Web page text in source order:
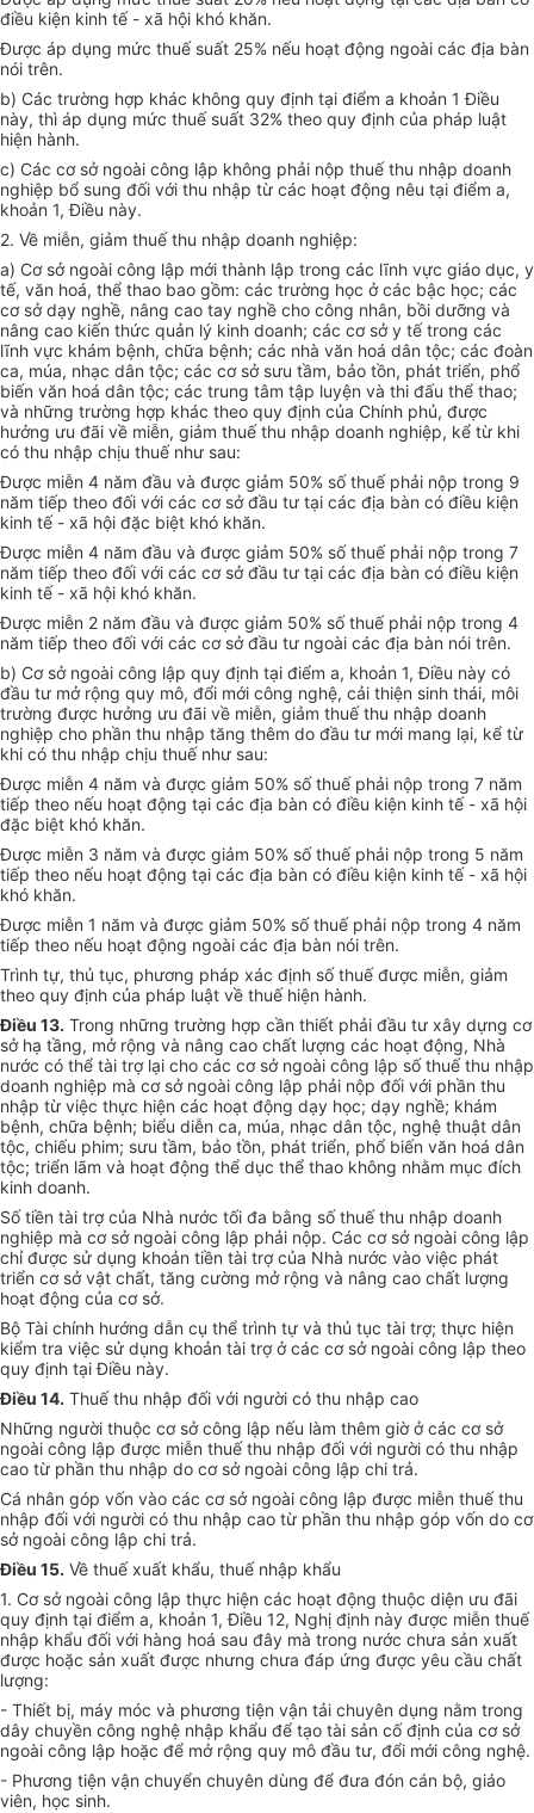
điều kiện kinh tế - xã hội khó khăn.
Được áp dụng mức thuế suất 25% nếu hoạt động ngoài các địa bàn
nói trên.
b) Các trường hợp khác không quy định tại điểm a khoản 1 Điều
này, thì áp dụng mức thuế suất 32% theo quy định của pháp luật
hiện hành.
c) Các cơ sở ngoài công lập không phải nộp thuế thu nhập doanh
nghiệp bổ sung đối với thu nhập từ các hoạt động nêu tại điểm a,
khoản 1, Điều này.
2. Về miễn, giảm thuế thu nhập doanh nghiệp:
a) Cơ sở ngoài công lập mới thành lập trong các lĩnh vực giáo dục, y
tế, văn hoá, thể thao bao gồm: các trường học ở các bậc học; các
cơ sở dạy nghề, nâng cao tay nghề cho công nhân, bồi dưỡng và
nâng cao kiến thức quản lý kinh doanh; các cơ sở y tế trong các
lĩnh vực khám bệnh, chữa bệnh; các nhà văn hoá dân tộc; các đoàn
ca, múa, nhạc dân tộc; các cơ sở sưu tầm, bảo tồn, phát triển, phổ
biến văn hoá dân tộc; các trung tâm tập luyện và thi đấu thể thao;
và những trường hợp khác theo quy định của Chính phủ, được
hưởng ưu đãi về miễn, giảm thuế thu nhập doanh nghiệp, kể từ khi
có thu nhập chịu thuế như sau:
Được miễn 4 năm đầu và được giảm 50% số thuế phải nộp trong 9
năm tiếp theo đối với các cơ sở đầu tư tại các địa bàn có điều kiện
kinh tế - xã hội đặc biệt khó khăn.
Được miễn 4 năm đầu và được giảm 50% số thuế phải nộp trong 7
năm tiếp theo đối với các cơ sở đầu tư tại các địa bàn có điều kiện
kinh tế - xã hội khó khăn.
Được miễn 2 năm đầu và được giảm 50% số thuế phải nộp trong 4
năm tiếp theo đối với các cơ sở đầu tư ngoài các địa bàn nói trên.
b) Cơ sở ngoài công lập quy định tại điểm a, khoản 1, Điều này có
đầu tư mở rộng quy mô, đổi mới công nghệ, cải thiện sinh thái, môi
trường được hưởng ưu đãi về miễn, giảm thuế thu nhập doanh
nghiệp cho phần thu nhập tăng thêm do đầu tư mới mang lại, kể từ
khi có thu nhập chịu thuế như sau:
Được miễn 4 năm và được giảm 50% số thuế phải nộp trong 7 năm
tiếp theo nếu hoạt động tại các địa bàn có điều kiện kinh tế - xã hội
đặc biệt khó khăn.
Được miễn 3 năm và được giảm 50% số thuế phải nộp trong 5 năm
tiếp theo nếu hoạt động tại các địa bàn có điều kiện kinh tế - xã hội
khó khăn.
Được miễn 1 năm và được giảm 50% số thuế phải nộp trong 4 năm
tiếp theo nếu hoạt động ngoài các địa bàn nói trên.
Trình tự, thủ tục, phương pháp xác định số thuế được miễn, giảm
theo quy định của pháp luật về thuế hiện hành.
Điều 13. Trong những trường hợp cần thiết phải đầu tư xây dựng cơ
sở hạ tầng, mở rộng và nâng cao chất lượng các hoạt động, Nhà
nước có thể tài trợ lại cho các cơ sở ngoài công lập số thuế thu nhập
doanh nghiệp mà cơ sở ngoài công lập phải nộp đối với phần thu
nhập từ việc thực hiện các hoạt động dạy học; dạy nghề; khám
bệnh, chữa bệnh; biểu diễn ca, múa, nhạc dân tộc, nghệ thuật dân
tộc, chiếu phim; sưu tầm, bảo tồn, phát triển, phổ biến văn hoá dân
tộc; triển lãm và hoạt động thể dục thể thao không nhằm mục đích
kinh doanh.
Số tiền tài trợ của Nhà nước tối đa bằng số thuế thu nhập doanh
nghiệp mà cơ sở ngoài công lập phải nộp. Các cơ sở ngoài công lập
chỉ được sử dụng khoản tiền tài trợ của Nhà nước vào việc phát
triển cơ sở vật chất, tăng cường mở rộng và nâng cao chất lượng
hoạt động của cơ sở.
Bộ Tài chính hướng dẫn cụ thể trình tự và thủ tục tài trợ; thực hiện
kiểm tra việc sử dụng khoản tài trợ ở các cơ sở ngoài công lập theo
quy định tại Điều này.
Điều 14. Thuế thu nhập đối với người có thu nhập cao
Những người thuộc cơ sở công lập nếu làm thêm giờ ở các cơ sở
ngoài công lập được miễn thuế thu nhập đối với người có thu nhập
cao từ phần thu nhập do cơ sở ngoài công lập chi trả.
Cá nhân góp vốn vào các cơ sở ngoài công lập được miễn thuế thu
nhập đối với người có thu nhập cao từ phần thu nhập góp vốn do cơ
sở ngoài công lập chi trả.
Điều 15. Về thuế xuất khẩu, thuế nhập khẩu
1. Cơ sở ngoài công lập thực hiện các hoạt động thuộc diện ưu đãi
quy định tại điểm a, khoản 1, Điều 12, Nghị định này được miễn thuế
nhập khẩu đối với hàng hoá sau đây mà trong nước chưa sản xuất
được hoặc sản xuất được nhưng chưa đáp ứng được yêu cầu chất
lượng:
- Thiết bị, máy móc và phương tiện vận tải chuyên dụng nằm trong
dây chuyền công nghệ nhập khẩu để tạo tài sản cố định của cơ sở
ngoài công lập hoặc để mở rộng quy mô đầu tư, đổi mới công nghệ.
- Phương tiện vận chuyển chuyên dùng để đưa đón cán bộ, giáo
viên, học sinh.